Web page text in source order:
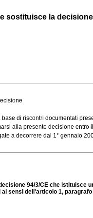
sostituisce la
di riscontri documentati
alla presente decisione entro
a decorrere dal 1° gennaio
94/3/CE che
sensi dell'articolo 1,